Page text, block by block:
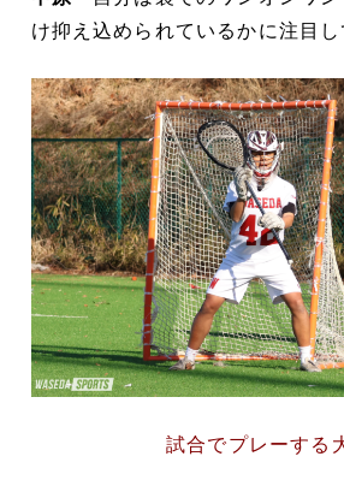
け抑え込められているかに注目し
試合でプレーする